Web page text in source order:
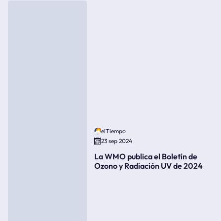
elTiempo
23 sep 2024
La WMO publica el Boletín de
Ozono y Radiación UV de 2024